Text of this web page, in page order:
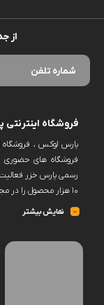
از
فروشگاه
پارس لوکس ، فروشگاه
فروشگاه های حضوری
رسمی پارس خزر
۱۰ هزار محصول را در مجموعه خود فراهم کرده است.
پارس لوکس اکنون
حضوری تحویل گرفت.به
نمایش بیشتر